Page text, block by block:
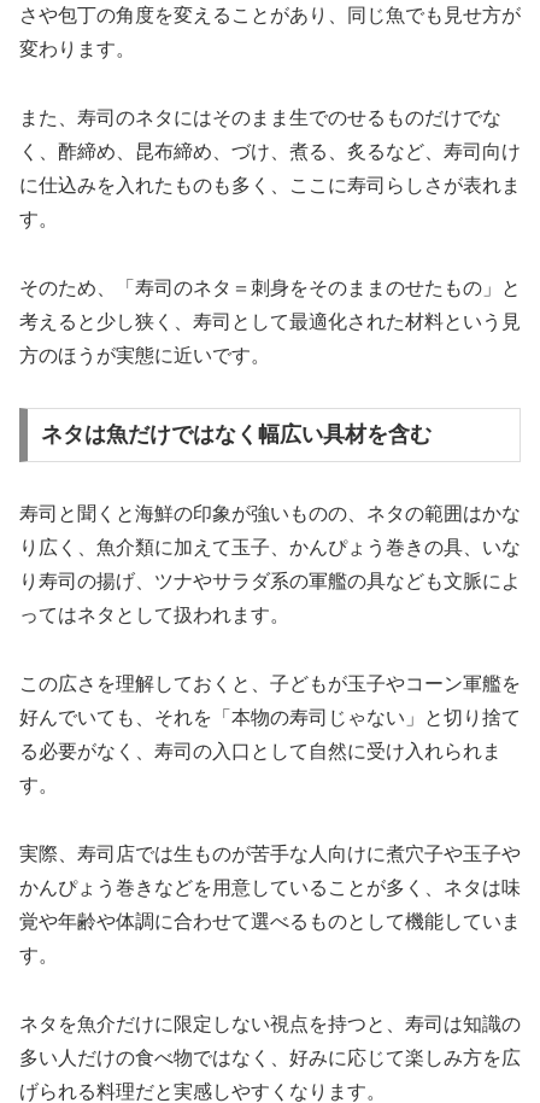
さや包丁の角度を変えることがあり、同じ魚でも見せ方が
変わります。
また、寿司のネタにはそのまま生でのせるものだけでな
く、酢締め、昆布締め、づけ、煮る、炙るなど、寿司向け
に仕込みを入れたものも多く、ここに寿司らしさが表れま
す。
そのため、「寿司のネタ＝刺身をそのままのせたもの」と
考えると少し狭く、寿司として最適化された材料という見
方のほうが実態に近いです。
ネタは魚だけではなく幅広い具材を含む
寿司と聞くと海鮮の印象が強いものの、ネタの範囲はかな
り広く、魚介類に加えて玉子、かんぴょう巻きの具、いな
り寿司の揚げ、ツナやサラダ系の軍艦の具なども文脈によ
ってはネタとして扱われます。
この広さを理解しておくと、子どもが玉子やコーン軍艦を
好んでいても、それを「本物の寿司じゃない」と切り捨て
る必要がなく、寿司の入口として自然に受け入れられま
す。
実際、寿司店では生ものが苦手な人向けに煮穴子や玉子や
かんぴょう巻きなどを用意していることが多く、ネタは味
覚や年齢や体調に合わせて選べるものとして機能していま
す。
ネタを魚介だけに限定しない視点を持つと、寿司は知識の
多い人だけの食べ物ではなく、好みに応じて楽しみ方を広
げられる料理だと実感しやすくなります。